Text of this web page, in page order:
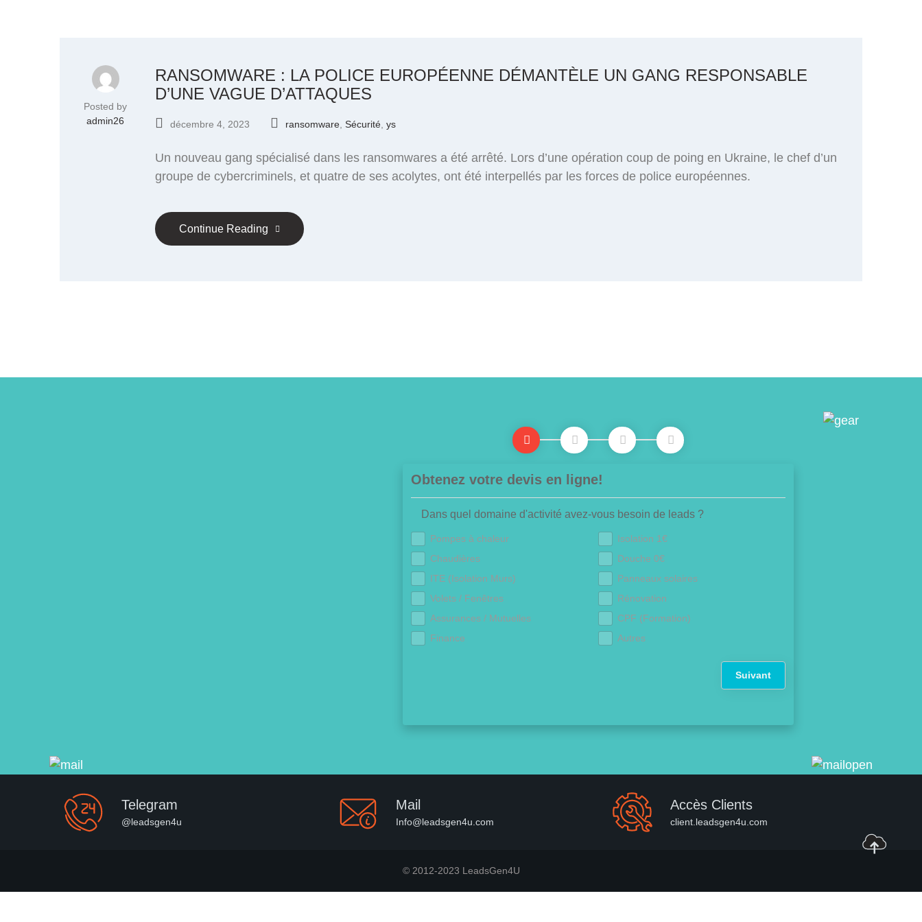
Posted by
admin26
RANSOMWARE : LA POLICE EUROPÉENNE DÉMANTÈLE UN GANG RESPONSABLE
D’UNE VAGUE D’ATTAQUES
décembre 4, 2023 ransomware Sécurité ys
Un nouveau gang spécialisé dans les ransomwares a été arrêté. Lors d’une opération coup de poing en Ukraine, le chef d’un
groupe de cybercriminels, et quatre de ses acolytes, ont été interpellés par les forces de police européennes.
Continue Reading
Obtenez votre devis en ligne!
Dans quel domaine d'activité avez-vous besoin de leads ?
Pompes à chaleur
Isolation 1€
Chaudières
Douche 0€
ITE (Isolation Murs)
Panneaux solaires
Volets / Fenêtres
Rénovation
Assurances / Mutuelles
CPF (Formation)
Finance
Autres
Suivant
Telegram
@leadsgen4u
Mail
Info@leadsgen4u.com
Accès Clients
client.leadsgen4u.com
© 2012-2023 LeadsGen4U